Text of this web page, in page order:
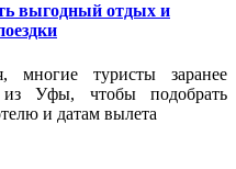
выгодный отдых и
многие туристы заранее
Уфы, чтобы подобрать
и датам вылета